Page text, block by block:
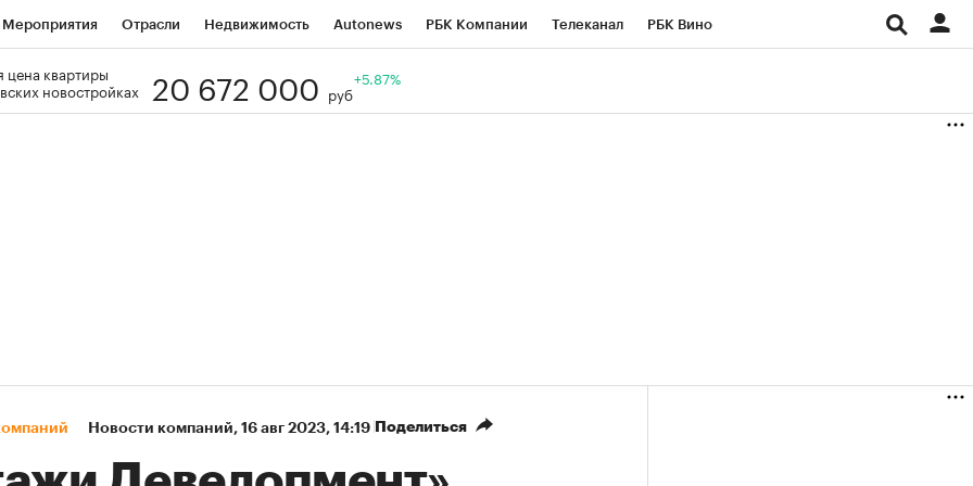
Мероприятия Отрасли Недвижимость Autonews РБК Компании Телеканал РБК Вино
Визионеры
цена квартиры
новостройках
20 672 000 руб
+5.87%
Новости компаний⁠, 16 авг 2023, 14:19 Поделиться